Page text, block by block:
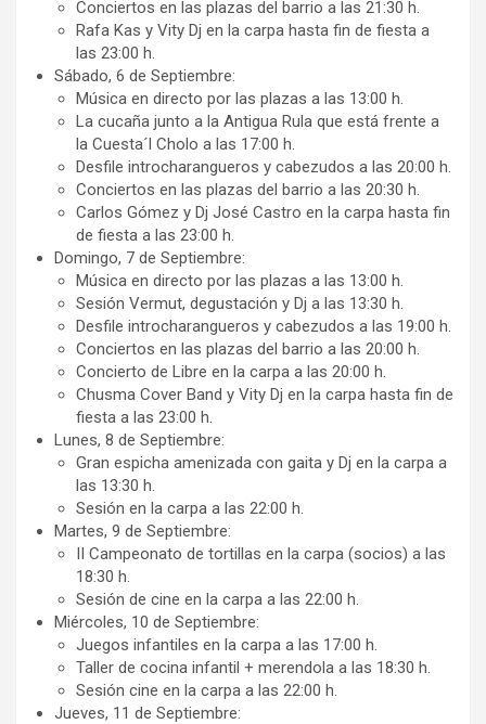
Conciertos en las plazas del barrio a las 21:30 h.
Rafa Kas y Vity Dj en la carpa hasta fin de fiesta a
las 23:00 h.
Sábado, 6 de Septiembre:
Música en directo por las plazas a las 13:00 h.
La cucaña junto a la Antigua Rula que está frente a
la Cuesta´l Cholo a las 17:00 h.
Desfile introcharangueros y cabezudos a las 20:00 h.
Conciertos en las plazas del barrio a las 20:30 h.
Carlos Gómez y Dj José Castro en la carpa hasta fin
de fiesta a las 23:00 h.
Domingo, 7 de Septiembre:
Música en directo por las plazas a las 13:00 h.
Sesión Vermut, degustación y Dj a las 13:30 h.
Desfile introcharangueros y cabezudos a las 19:00 h.
Conciertos en las plazas del barrio a las 20:00 h.
Concierto de Libre en la carpa a las 20:00 h.
Chusma Cover Band y Vity Dj en la carpa hasta fin de
fiesta a las 23:00 h.
Lunes, 8 de Septiembre:
Gran espicha amenizada con gaita y Dj en la carpa a
las 13:30 h.
Sesión en la carpa a las 22:00 h.
Martes, 9 de Septiembre:
II Campeonato de tortillas en la carpa (socios) a las
18:30 h.
Sesión de cine en la carpa a las 22:00 h.
Miércoles, 10 de Septiembre:
Juegos infantiles en la carpa a las 17:00 h.
Taller de cocina infantil + merendola a las 18:30 h.
Sesión cine en la carpa a las 22:00 h.
Jueves, 11 de Septiembre: